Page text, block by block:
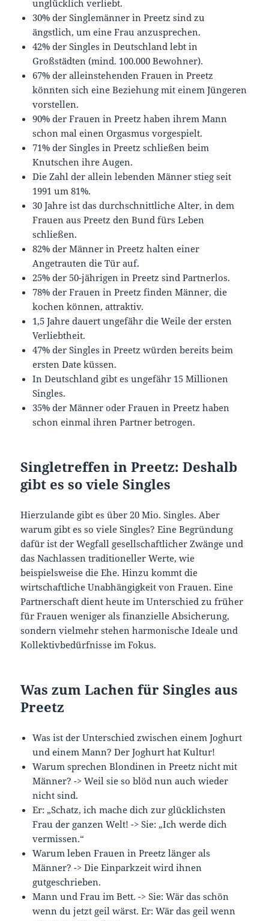
unglücklich verliebt.
30% der Singlemänner in Preetz sind zu
ängstlich, um eine Frau anzusprechen.
42% der Singles in Deutschland lebt in
Großstädten (mind. 100.000 Bewohner).
67% der alleinstehenden Frauen in Preetz
könnten sich eine Beziehung mit einem Jüngeren
vorstellen.
90% der Frauen in Preetz haben ihrem Mann
schon mal einen Orgasmus vorgespielt.
71% der Singles in Preetz schließen beim
Knutschen ihre Augen.
Die Zahl der allein lebenden Männer stieg seit
1991 um 81%.
30 Jahre ist das durchschnittliche Alter, in dem
Frauen aus Preetz den Bund fürs Leben
schließen.
82% der Männer in Preetz halten einer
Angetrauten die Tür auf.
25% der 50-jährigen in Preetz sind Partnerlos.
78% der Frauen in Preetz finden Männer, die
kochen können, attraktiv.
1,5 Jahre dauert ungefähr die Weile der ersten
Verliebtheit.
47% der Singles in Preetz würden bereits beim
ersten Date küssen.
In Deutschland gibt es ungefähr 15 Millionen
Singles.
35% der Männer oder Frauen in Preetz haben
schon einmal ihren Partner betrogen.
Singletreffen in Preetz: Deshalb
gibt es so viele Singles
Hierzulande gibt es über 20 Mio. Singles. Aber
warum gibt es so viele Singles? Eine Begründung
dafür ist der Wegfall gesellschaftlicher Zwänge und
das Nachlassen traditioneller Werte, wie
beispielsweise die Ehe. Hinzu kommt die
wirtschaftliche Unabhängigkeit von Frauen. Eine
Partnerschaft dient heute im Unterschied zu früher
für Frauen weniger als finanzielle Absicherung,
sondern vielmehr stehen harmonische Ideale und
Kollektivbedürfnisse im Fokus.
Was zum Lachen für Singles aus
Preetz
Was ist der Unterschied zwischen einem Joghurt
und einem Mann? Der Joghurt hat Kultur!
Warum sprechen Blondinen in Preetz nicht mit
Männer? -> Weil sie so blöd nun auch wieder
nicht sind.
Er: „Schatz, ich mache dich zur glücklichsten
Frau der ganzen Welt! -> Sie: „Ich werde dich
vermissen.“
Warum leben Frauen in Preetz länger als
Männer? -> Die Einparkzeit wird ihnen
gutgeschrieben.
Mann und Frau im Bett. -> Sie: Wär das schön
wenn du jetzt geil wärst. Er: Wär das geil wenn